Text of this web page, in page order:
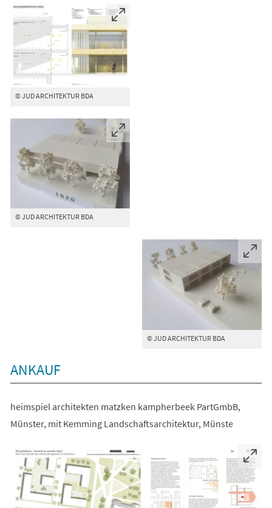
© JUD ARCHITEKTUR BDA
© JUD ARCHITEKTUR BDA
© JUD ARCHITEKTUR BDA
ANKAUF
heimspiel architekten matzken kampherbeek PartGmbB,
Münster, mit Kemming Landschaftsarchitektur, Münste